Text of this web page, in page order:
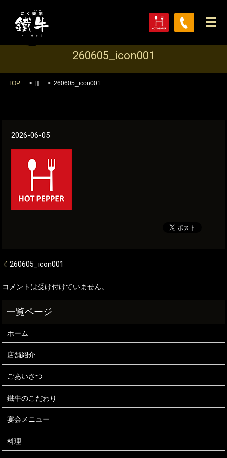
メ
260605_icon001
TOP [] 260605_icon001
2026-06-05
260605_icon001
コメントは受け付けていません。
ホーム
店舗紹介
ごあいさつ
鐵牛のこだわり
宴会メニュー
料理